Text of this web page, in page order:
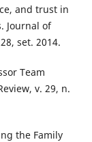
and trust in
Journal of
set. 2014.
Team
v. 29, n.
the Family